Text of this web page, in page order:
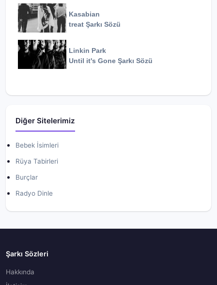
Kasabian
treat Şarkı Sözü
Linkin Park
Until it's Gone Şarkı Sözü
Diğer Sitelerimiz
Bebek İsimleri
Rüya Tabirleri
Burçlar
Radyo Dinle
Şarkı Sözleri
Hakkında